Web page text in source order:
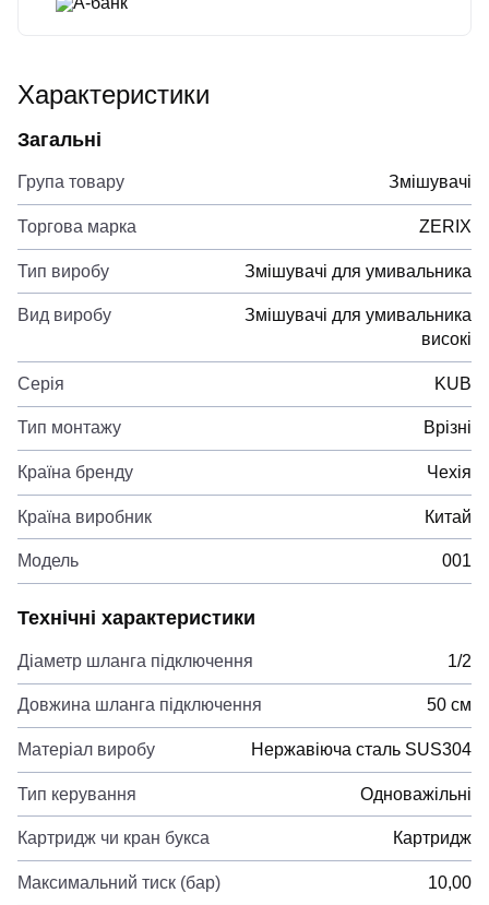
Характеристики
Загальні
Група товару Змішувачі
Торгова марка ZERIX
Тип виробу Змішувачі для умивальника
Вид виробу
Змішувачі для умивальника
високі
Серія KUB
Тип монтажу Врізні
Країна бренду Чехія
Країна виробник Китай
Модель 001
Технічні характеристики
Діаметр шланга підключення 1/2
Довжина шланга підключення 50 см
Матеріал виробу Нержавіюча сталь SUS304
Тип керування Одноважільні
Картридж чи кран букса Картридж
Максимальний тиск (бар) 10,00